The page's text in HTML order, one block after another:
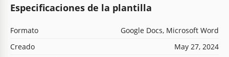
Especificaciones de la plantilla
Formato
Google Docs, Microsoft Word
Creado
May 27, 2024